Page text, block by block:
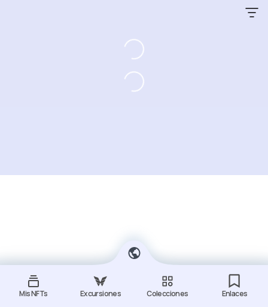
Mis NFTs Excursiones Colecciones Enlaces